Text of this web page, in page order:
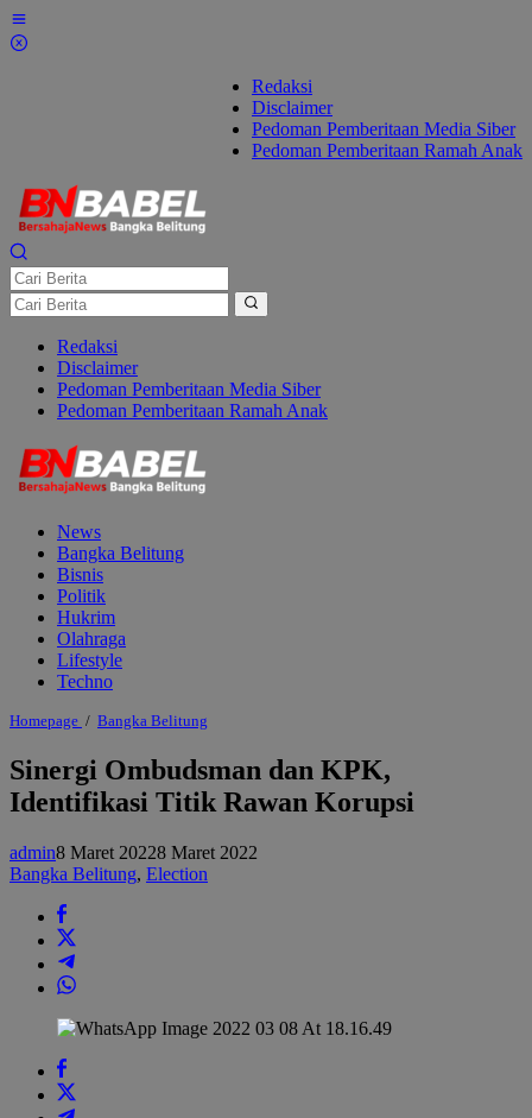
Lewati
ke
Redaksi
Disclaimer
Pedoman Pemberitaan Media Siber
Pedoman Pemberitaan Ramah Anak
Redaksi
Disclaimer
Pedoman Pemberitaan Media Siber
Pedoman Pemberitaan Ramah Anak
News
Bangka Belitung
Bisnis
Politik
Hukrim
Olahraga
Lifestyle
Techno
Homepage / Bangka Belitung
KPK,
Identifikasi
Titik
Korupsi
Sinergi Ombudsman dan KPK,
Identifikasi Titik Rawan Korupsi
admin8 Maret 20228 Maret 2022
Bangka Belitung, Election